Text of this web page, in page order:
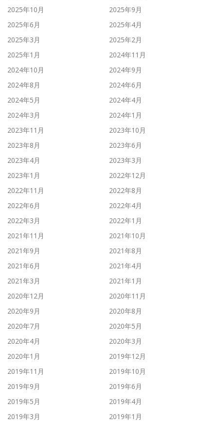
2025年10月
2025年9月
2025年6月
2025年4月
2025年3月
2025年2月
2025年1月
2024年11月
2024年10月
2024年9月
2024年8月
2024年6月
2024年5月
2024年4月
2024年3月
2024年1月
2023年11月
2023年10月
2023年8月
2023年6月
2023年4月
2023年3月
2023年1月
2022年12月
2022年11月
2022年8月
2022年6月
2022年4月
2022年3月
2022年1月
2021年11月
2021年10月
2021年9月
2021年8月
2021年6月
2021年4月
2021年3月
2021年1月
2020年12月
2020年11月
2020年9月
2020年8月
2020年7月
2020年5月
2020年4月
2020年3月
2020年1月
2019年12月
2019年11月
2019年10月
2019年9月
2019年6月
2019年5月
2019年4月
2019年3月
2019年1月